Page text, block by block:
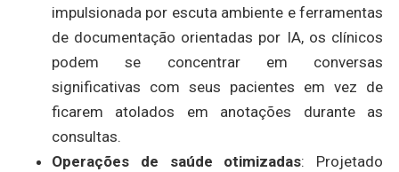
impulsionada por escuta ambiente e ferramentas
de documentação orientadas por IA, os clínicos
podem se concentrar em conversas
significativas com seus pacientes em vez de
ficarem atolados em anotações durante as
consultas.
Operações de saúde otimizadas: Projetado